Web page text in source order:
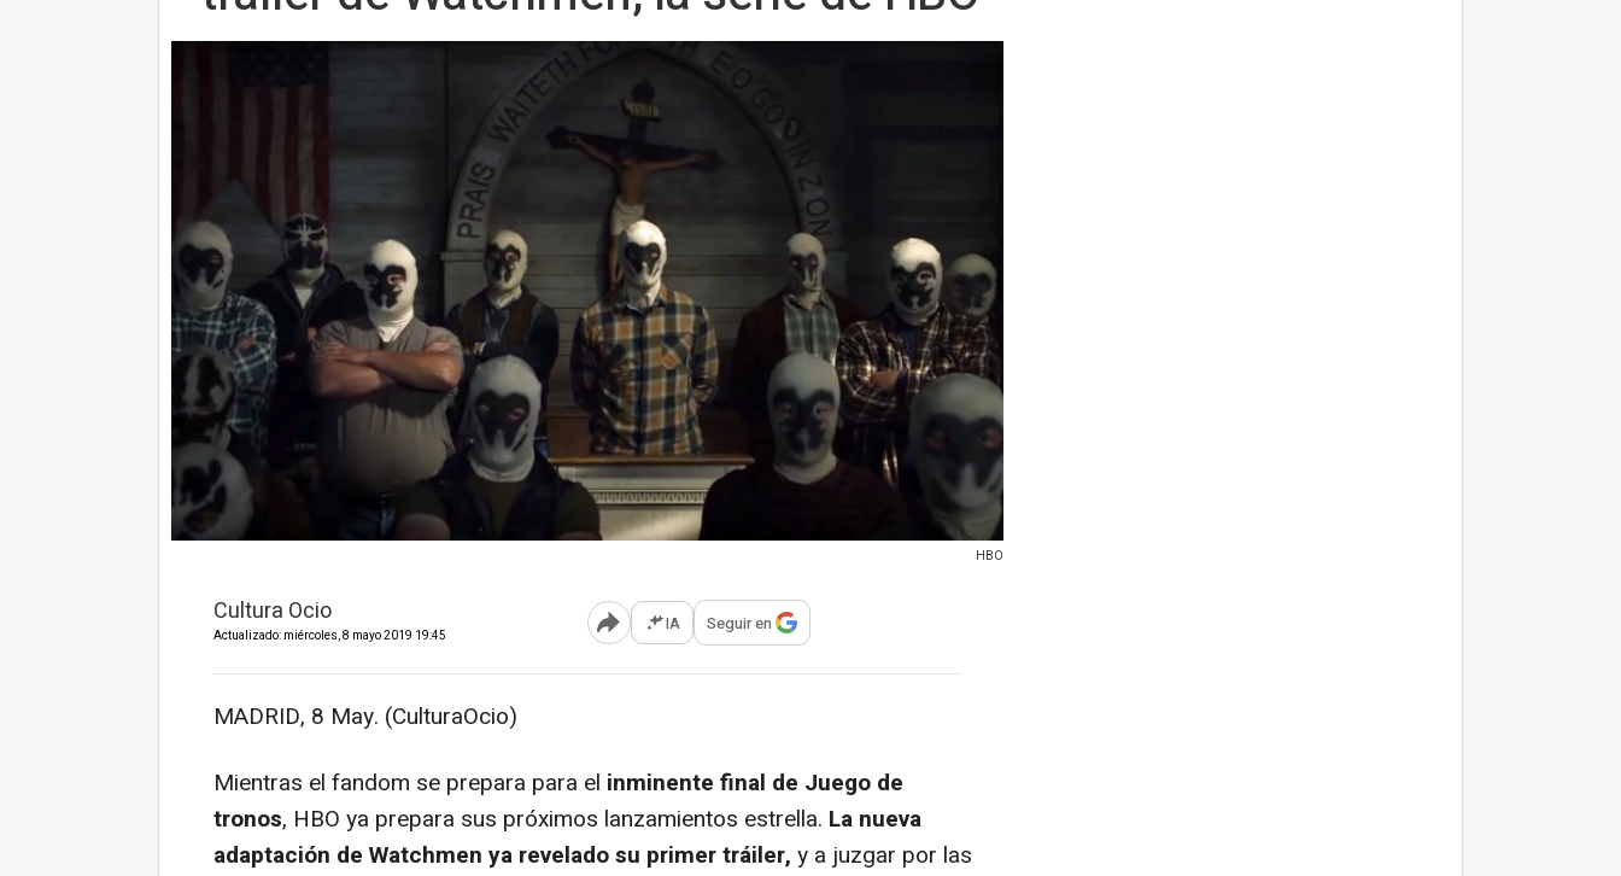
HBO
Cultura Ocio
Actualizado: miércoles, 8 mayo 2019 19:45 Abrir opciones para compartir
IA Seguir en
MADRID, 8 May. (CulturaOcio)
Mientras el fandom se prepara para el inminente final de Juego de
tronos, HBO ya prepara sus próximos lanzamientos estrella. La nueva
adaptación de Watchmen ya revelado su primer tráiler, y a juzgar por las